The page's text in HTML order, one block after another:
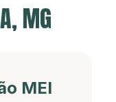
MG
MEI